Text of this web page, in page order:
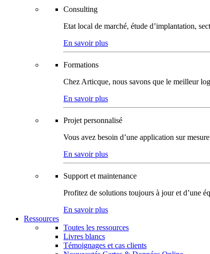
Consulting
Etat local de marché, étude d’implantation,
En savoir plus
Formations
Chez Articque, nous savons que le meilleur
En savoir plus
Projet personnalisé
Vous avez besoin d’une application sur
En savoir plus
Support et maintenance
Profitez de solutions toujours à jour et d’une
En savoir plus
Ressources
Toutes les ressources
Livres blancs
Témoignages et cas clients